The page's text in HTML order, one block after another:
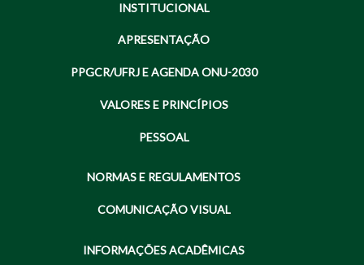
INSTITUCIONAL
APRESENTAÇÃO
PPGCR/UFRJ E AGENDA ONU-2030
VALORES E PRINCÍPIOS
PESSOAL
NORMAS E REGULAMENTOS
COMUNICAÇÃO VISUAL
INFORMAÇÕES ACADÊMICAS